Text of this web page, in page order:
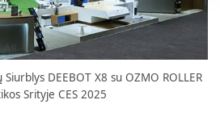
Siurblys DEEBOT X8 su OZMO ROLLER
Srityje CES 2025